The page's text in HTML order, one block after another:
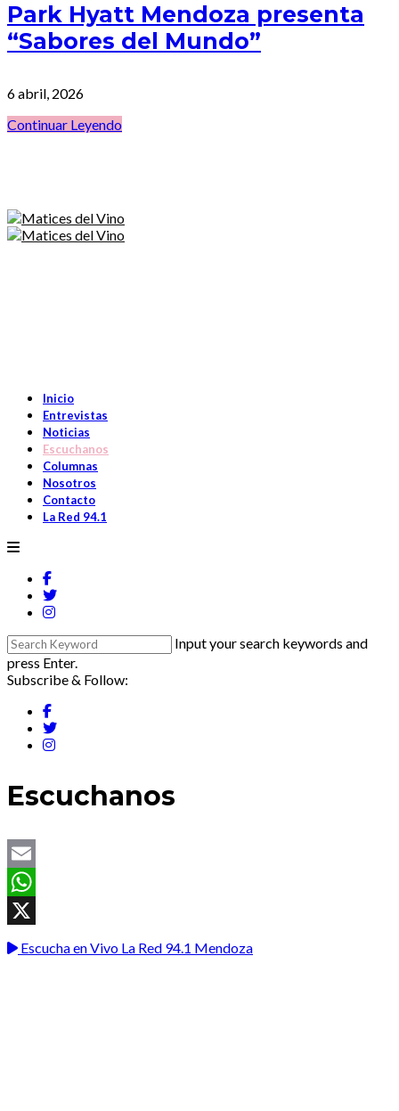
Park Hyatt Mendoza presenta
“Sabores del Mundo”
6 abril, 2026
Continuar Leyendo
Inicio
Entrevistas
Noticias
Escuchanos
Columnas
Nosotros
Contacto
La Red 94.1
Input your search keywords and
press Enter.
Subscribe & Follow:
Escuchanos
Email
WhatsApp
X
Escucha en Vivo La Red 94.1 Mendoza